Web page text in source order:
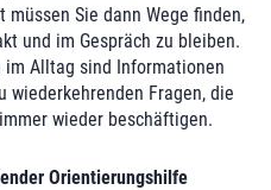
Sie dann Wege finden,
und im Gespräch zu bleiben.
Alltag sind Informationen
wiederkehrenden Fragen, die
wieder beschäftigen.
Orientierungshilfe